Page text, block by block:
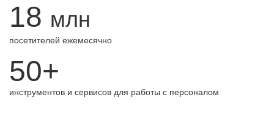
18 млн
посетителей ежемесячно
50+
инструментов и сервисов для работы с персоналом